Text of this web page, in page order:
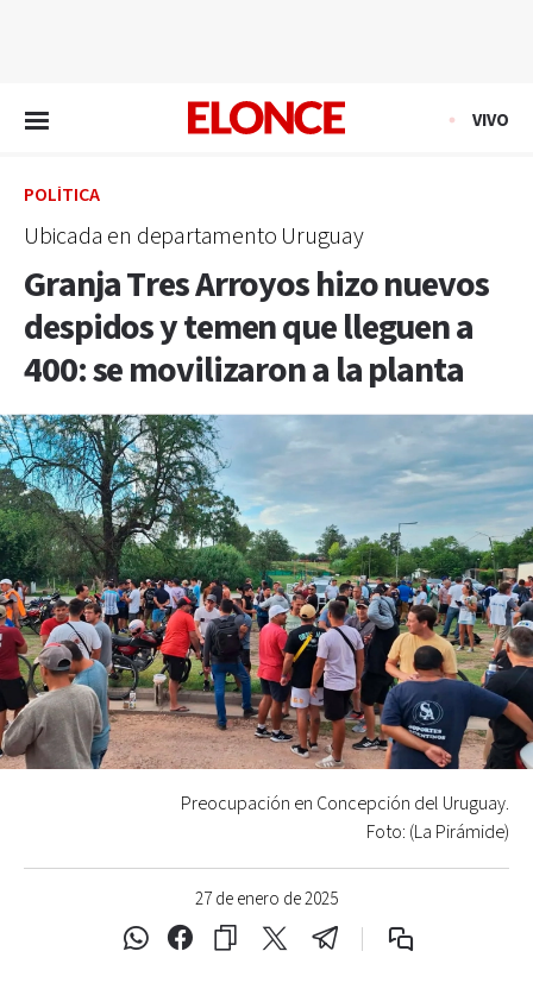
VIVO
POLÍTICA
Ubicada en departamento Uruguay
Granja Tres Arroyos hizo nuevos
despidos y temen que lleguen a
400: se movilizaron a la planta
27 de enero de 2025
Preocupación en Concepción del Uruguay.
Foto: (La Pirámide)